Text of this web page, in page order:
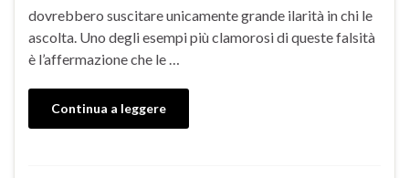
dovrebbero suscitare unicamente grande ilarità in chi le
ascolta. Uno degli esempi più clamorosi di queste falsità
è l’affermazione che le …
Continua a leggere